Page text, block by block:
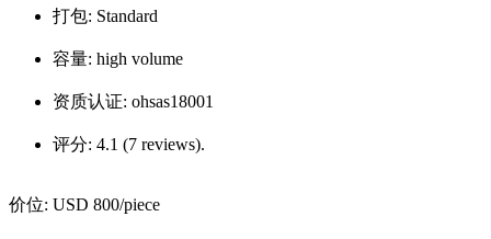
打包: Standard
容量: high volume
资质认证: ohsas18001
评分: 4.1 (7 reviews).
价位: USD 800/piece